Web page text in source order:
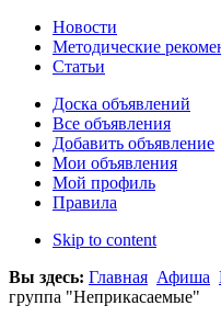
Новости
Методические
Статьи
Доска объявлений
Все объявления
Добавить объявление
Мои объявления
Мой профиль
Правила
Skip to content
Вы здесь: Главная Афиша
группа "Неприкасаемые"